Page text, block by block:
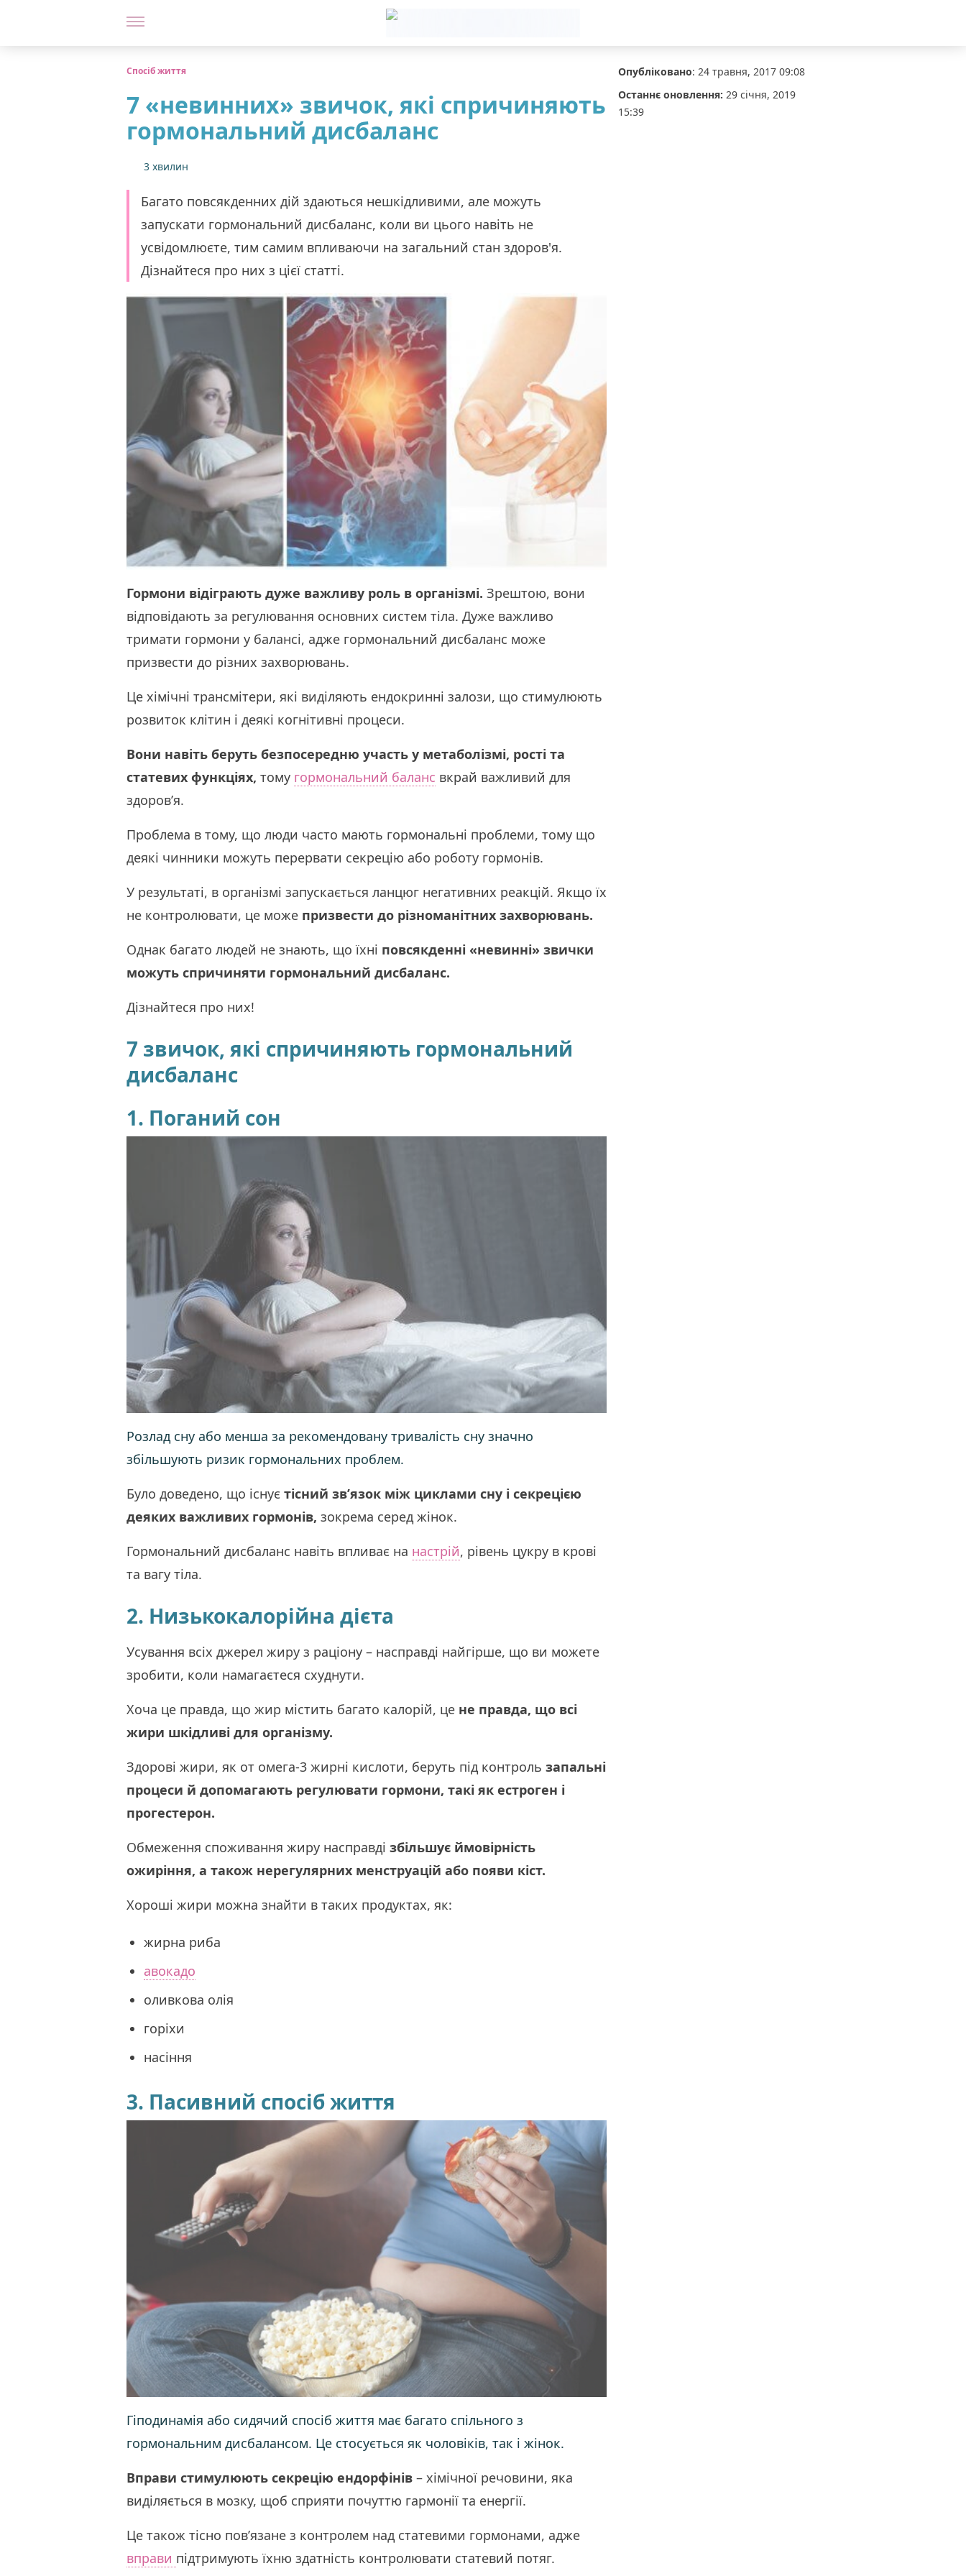
Спосіб життя
7 «невинних» звичок, які спричиняють
гормональний дисбаланс
3 хвилин
Багато повсякденних дій здаються нешкідливими, але можуть
запускати гормональний дисбаланс, коли ви цього навіть не
усвідомлюєте, тим самим впливаючи на загальний стан здоров'я.
Дізнайтеся про них з цієї статті.
Гормони відіграють дуже важливу роль в організмі. Зрештою, вони
відповідають за регулювання основних систем тіла. Дуже важливо
тримати гормони у балансі, адже гормональний дисбаланс може
призвести до різних захворювань.
Це хімічні трансмітери, які виділяють ендокринні залози, що стимулюють
розвиток клітин і деякі когнітивні процеси.
Вони навіть беруть безпосередню участь у метаболізмі, рості та
статевих функціях, тому гормональний баланс вкрай важливий для
здоров’я.
Проблема в тому, що люди часто мають гормональні проблеми, тому що
деякі чинники можуть перервати секрецію або роботу гормонів.
У результаті, в організмі запускається ланцюг негативних реакцій. Якщо їх
не контролювати, це може призвести до різноманітних захворювань.
Однак багато людей не знають, що їхні повсякденні «невинні» звички
можуть спричиняти гормональний дисбаланс.
Дізнайтеся про них!
7 звичок, які спричиняють гормональний
дисбаланс
1. Поганий сон
Розлад сну або менша за рекомендовану тривалість сну значно
збільшують ризик гормональних проблем.
Було доведено, що існує тісний зв’язок між циклами сну і секрецією
деяких важливих гормонів, зокрема серед жінок.
Гормональний дисбаланс навіть впливає на настрій, рівень цукру в крові
та вагу тіла.
2. Низькокалорійна дієта
Усування всіх джерел жиру з раціону – насправді найгірше, що ви можете
зробити, коли намагаєтеся схуднути.
Хоча це правда, що жир містить багато калорій, це не правда, що всі
жири шкідливі для організму.
Здорові жири, як от омега-3 жирні кислоти, беруть під контроль запальні
процеси й допомагають регулювати гормони, такі як естроген і
прогестерон.
Обмеження споживання жиру насправді збільшує ймовірність
ожиріння, а також нерегулярних менструацій або появи кіст.
Хороші жири можна знайти в таких продуктах, як:
жирна риба
авокадо
оливкова олія
горіхи
насіння
3. Пасивний спосіб життя
Гіподинамія або сидячий спосіб життя має багато спільного з
гормональним дисбалансом. Це стосується як чоловіків, так і жінок.
Вправи стимулюють секрецію ендорфінів – хімічної речовини, яка
виділяється в мозку, щоб сприяти почуттю гармонії та енергії.
Це також тісно пов’язане з контролем над статевими гормонами, адже
вправи підтримують їхню здатність контролювати статевий потяг.
Опубліковано: 24 травня, 2017 09:08
Останнє оновлення: 29 січня, 2019
15:39